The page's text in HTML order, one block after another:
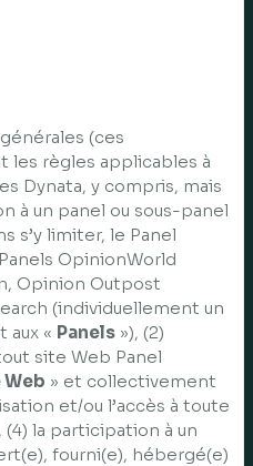
(ces
les règles applicables à
Dynata, y compris, mais
à un panel ou sous-panel
s’y limiter, le Panel
OpinionWorld
Opinion Outpost
(individuellement un
aux « Panels »), (2)
site Web Panel
» et collectivement
et/ou l’accès à toute
la participation à un
fourni(e), hébergé(e)